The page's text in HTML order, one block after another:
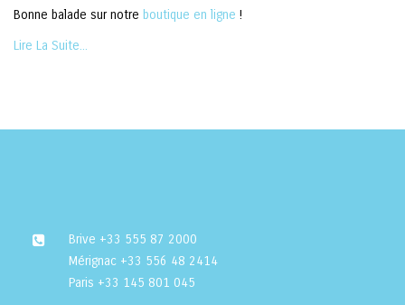
Bonne balade sur notre boutique en ligne !
Lire La Suite...
Brive +33 555 87 2000
Mérignac +33 556 48 2414
Paris +33 145 801 045